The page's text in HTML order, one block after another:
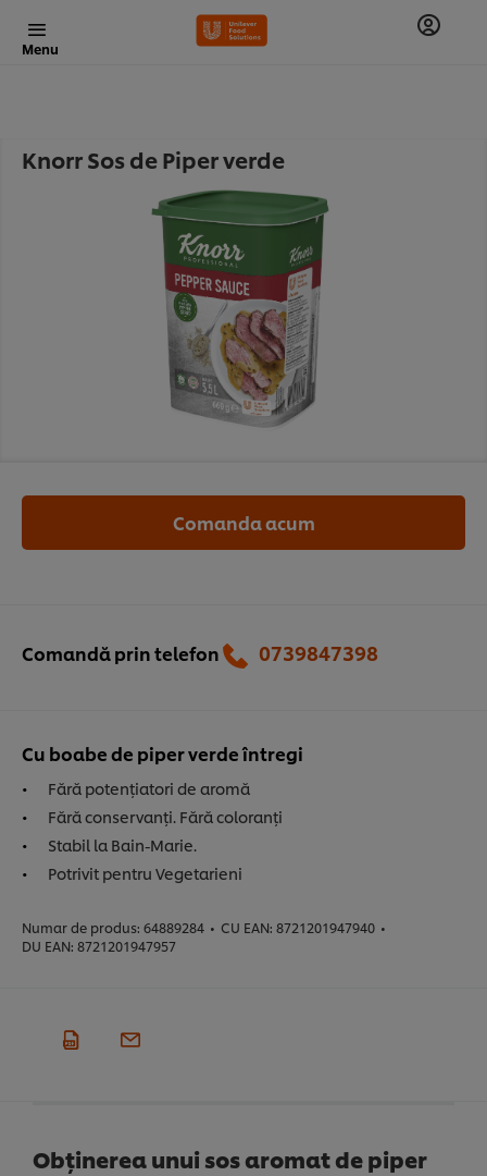
Menu
Knorr Sos de Piper verde
Cu boabe de piper verde întregi
Fără potențiatori de aromă
Fără conservanți. Fără coloranți
Stabil la Bain-Marie.
Potrivit pentru Vegetarieni
Numar de produs: 64889284 • CU EAN: 8721201947940 •
DU EAN: 8721201947957
Comanda acum
Comandă prin telefon 0739847398‬
Obținerea unui sos aromat de piper